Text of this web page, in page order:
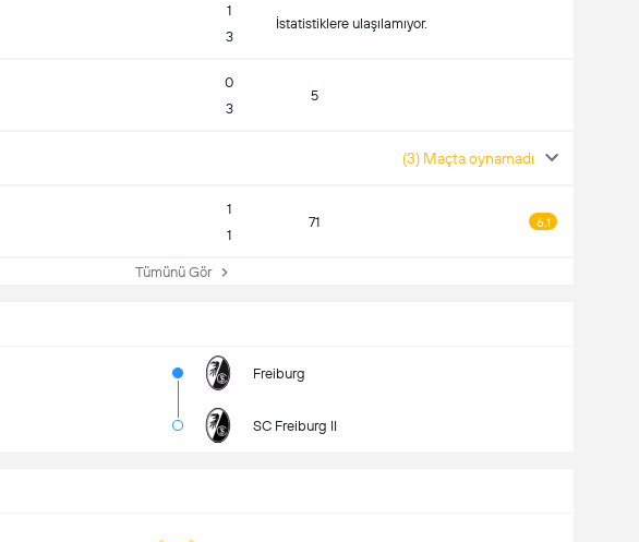
1
3
İstatistiklere ulaşılamıyor.
0
3
5
(3) Maçta oynamadı
1
1
71 6.1
Tümünü Gör
Freiburg
SC Freiburg II